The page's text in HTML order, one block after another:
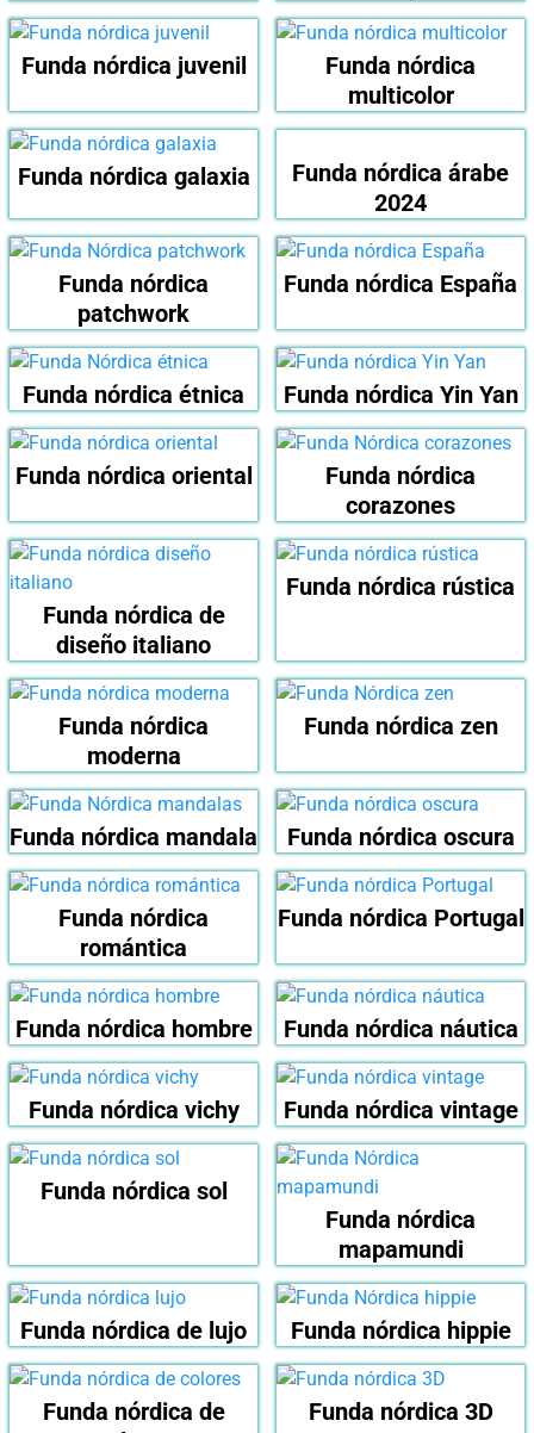
Funda nórdica juvenil
Funda nórdica
multicolor
Funda nórdica galaxia
Funda nórdica árabe
2024
Funda nórdica
patchwork
Funda nórdica España
Funda nórdica étnica Funda nórdica Yin Yan
Funda nórdica oriental
Funda nórdica
corazones
Funda nórdica de
diseño italiano
Funda nórdica rústica
Funda nórdica
moderna
Funda nórdica zen
Funda nórdica mandala Funda nórdica oscura
Funda nórdica
romántica
Funda nórdica Portugal
Funda nórdica hombre Funda nórdica náutica
Funda nórdica vichy Funda nórdica vintage
Funda nórdica sol
Funda nórdica
mapamundi
Funda nórdica de lujo Funda nórdica hippie
Funda nórdica de
Funda nórdica 3D